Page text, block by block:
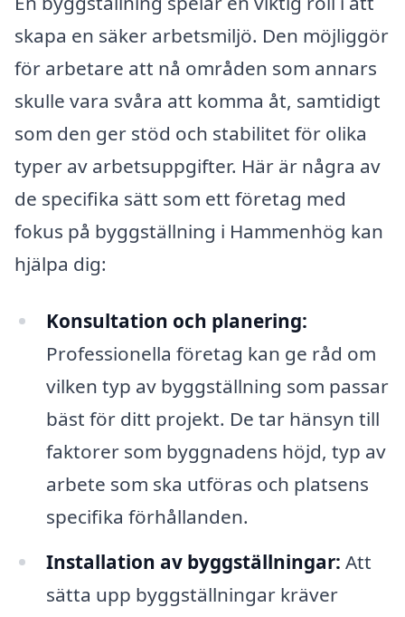
skapa en säker arbetsmiljö. Den möjliggör
för arbetare att nå områden som annars
skulle vara svåra att komma åt, samtidigt
som den ger stöd och stabilitet för olika
typer av arbetsuppgifter. Här är några av
de specifika sätt som ett företag med
fokus på byggställning i Hammenhög kan
hjälpa dig:
Konsultation och planering:
Professionella företag kan ge råd om
vilken typ av byggställning som passar
bäst för ditt projekt. De tar hänsyn till
faktorer som byggnadens höjd, typ av
arbete som ska utföras och platsens
specifika förhållanden.
Installation av byggställningar: Att
sätta upp byggställningar kräver